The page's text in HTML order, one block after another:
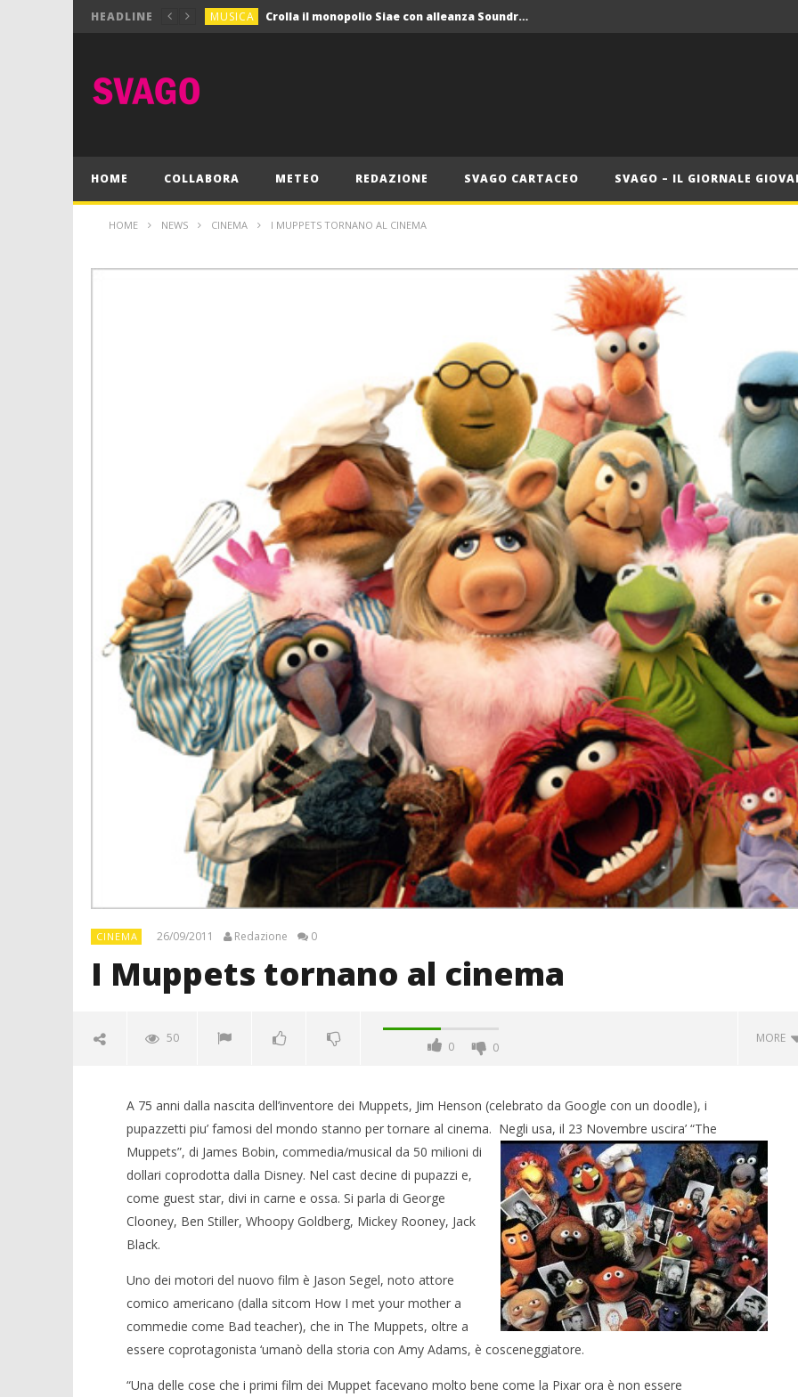
HEADLINE MUSICA Crolla il monopolio Siae con alleanza Soundreef – LEA
MUSICA Crolla il monopolio Siae con alleanza Soundreef – LEA
HOME COLLABORA METEO REDAZIONE SVAGO CARTACEO SVAGO – IL GIORNALE
HOME NEWS CINEMA I MUPPETS TORNANO AL CINEMA
CINEMA 26/09/2011 Redazione 0
I Muppets tornano al cinema
50
0 0
MORE
NOW VIEWING
I Muppets tornano al cinema
Redazione
Crolla il monopolio Siae con
alleanza Soundreef - LEA
26/09/2011
Redazione
Pink Floyd in mostra a Roma
26/09/2011
Redazione
A 75 anni dalla nascita dell’inventore dei Muppets, Jim Henson (celebrato da Google con un doodle), i
pupazzetti piu’ famosi del mondo stanno per tornare al cinema. Negli usa, il 23 Novembre uscira’ “The
Muppets”, di James Bobin, commedia/musical da 50 milioni di
dollari coprodotta dalla Disney. Nel cast decine di pupazzi e,
come guest star, divi in carne e ossa. Si parla di George
Clooney, Ben Stiller, Whoopy Goldberg, Mickey Rooney, Jack
Black.
Uno dei motori del nuovo film è Jason Segel, noto attore
comico americano (dalla sitcom How I met your mother a
commedie come Bad teacher), che in The Muppets, oltre a
essere coprotagonista ‘umanò della storia con Amy Adams, è cosceneggiatore.
“Una delle cose che i primi film dei Muppet facevano molto bene come la Pixar ora è non essere